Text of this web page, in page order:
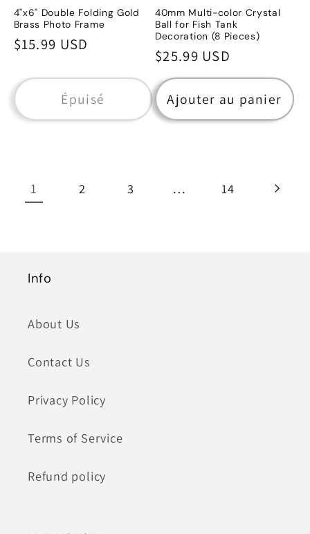
4"x6" Double Folding Gold
Brass Photo Frame
Prix
$15.99 USD
Épuisé
40mm Multi-color Crystal
Ball for Fish Tank
Decoration (8 Pieces)
Prix
habituel
$25.99 USD
Ajouter au panier
1 2 3 … 14
Info
About Us
Contact Us
Privacy Policy
Terms of Service
Refund policy